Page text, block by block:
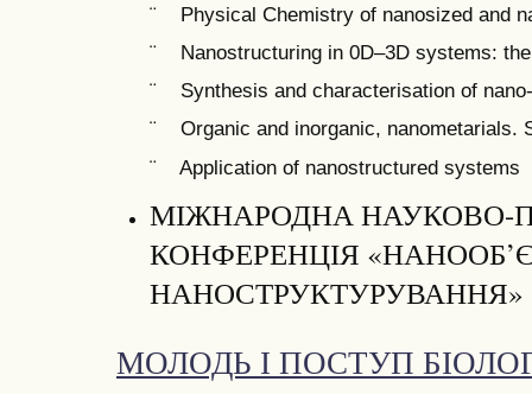
¨ Physical Chemistry of nanosized and
¨ Nanostructuring in 0D–3D systems:
¨ Synthesis and characterisation of
¨ Organic and inorganic, nanometarials.
¨ Application of nanostructured systems
МІЖНАРОДНА НАУКОВО-
КОНФЕРЕНЦІЯ
НАНОСТРУКТУРУВАННЯ»
МОЛОДЬ І ПОСТУП